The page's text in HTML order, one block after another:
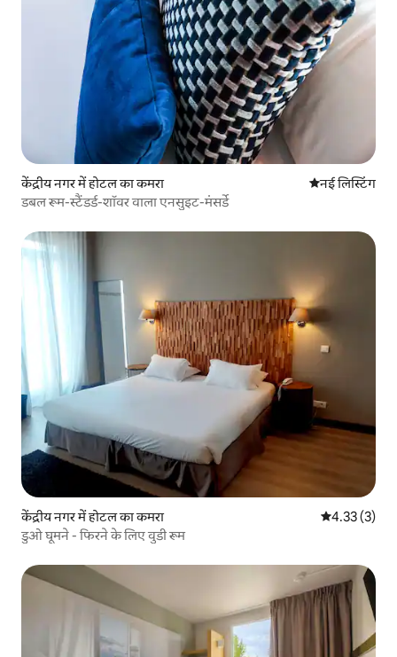
केंद्रीय नगर में होटल का कमरा ठहरने की नई
नई लिस्टिंग
डबल रूम-स्टैंडर्ड-शॉवर वाला एनसुइट-मंसर्डे
केंद्रीय नगर में होटल का कमरा औसत रेटिंग 5
4.33 (3)
डुओ घूमने - फिरने के लिए वुडी रूम